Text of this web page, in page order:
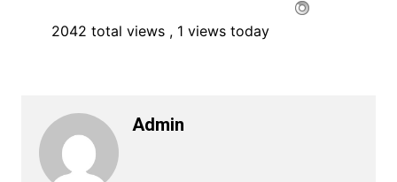
2042 total views , 1 views today
Admin